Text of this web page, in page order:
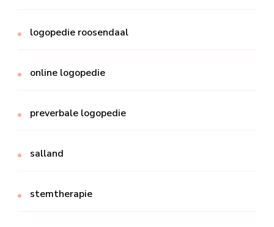
logopedie roosendaal
online logopedie
preverbale logopedie
salland
stemtherapie